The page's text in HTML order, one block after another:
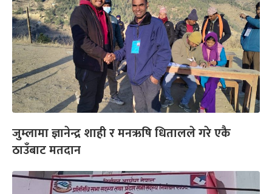
जुम्लामा ज्ञानेन्द्र शाही र मनऋषि धितालले गरे एकै
ठाउँबाट मतदान